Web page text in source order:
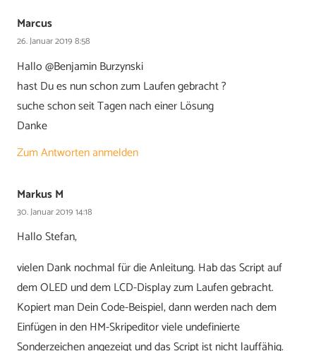
Marcus
26. Januar 2019 8:58
Hallo @Benjamin Burzynski
hast Du es nun schon zum Laufen gebracht ?
suche schon seit Tagen nach einer Lösung
Danke
Zum Antworten anmelden
Markus M
30. Januar 2019 14:18
Hallo Stefan,
vielen Dank nochmal für die Anleitung. Hab das Script auf
dem OLED und dem LCD-Display zum Laufen gebracht.
Kopiert man Dein Code-Beispiel, dann werden nach dem
Einfügen in den HM-Skripeditor viele undefinierte
Sonderzeichen angezeigt und das Script ist nicht lauffähig.